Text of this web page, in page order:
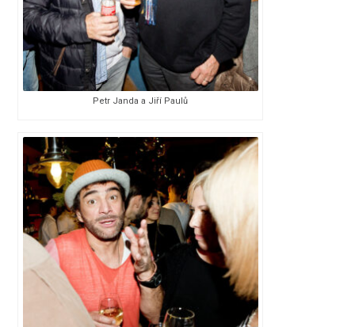
Petr Janda a Jiří Paulů